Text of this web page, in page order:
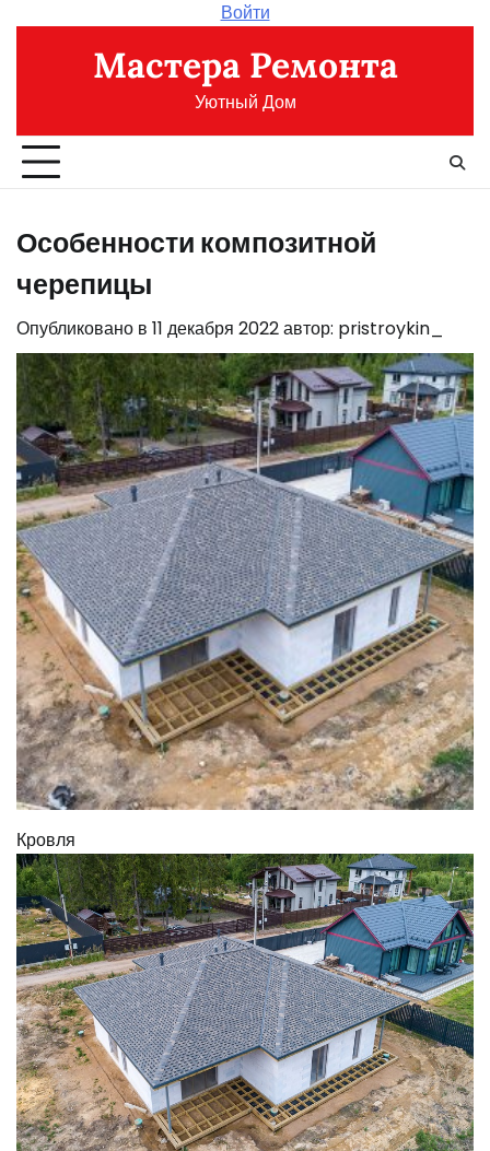
содержимому
Войти
Мастера Ремонта
Уютный Дом
Особенности композитной
черепицы
Опубликовано в 11 декабря 2022автор: pristroykin_
Кровля